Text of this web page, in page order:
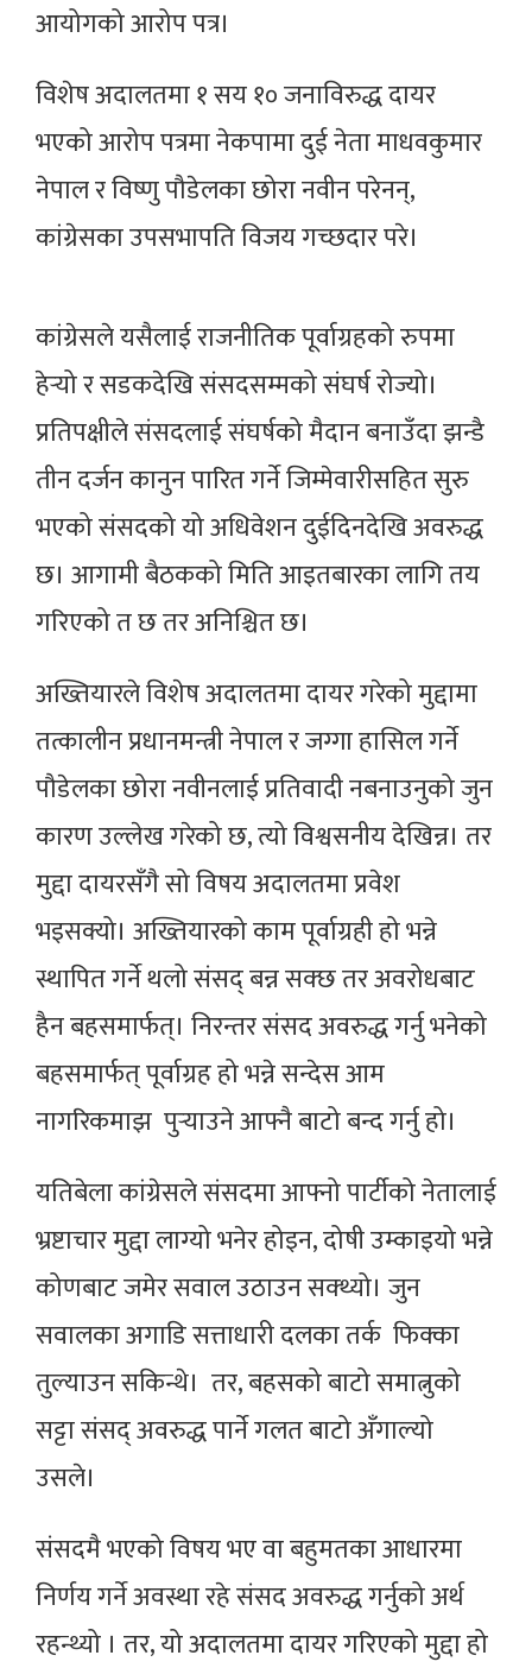
आयोगको आरोप पत्र।
विशेष अदालतमा १ सय १० जनाविरुद्ध दायर
भएको आरोप पत्रमा नेकपामा दुई नेता माधवकुमार
नेपाल र विष्णु पौडेलका छोरा नवीन परेनन्,
कांग्रेसका उपसभापति विजय गच्छदार परे।
कांग्रेसले यसैलाई राजनीतिक पूर्वाग्रहको रुपमा
हेर्‍यो र सडकदेखि संसदसम्मको संघर्ष रोज्यो।
प्रतिपक्षीले संसदलाई संघर्षको मैदान बनाउँदा झन्डै
तीन दर्जन कानुन पारित गर्ने जिम्मेवारीसहित सुरु
भएको संसदको यो अधिवेशन दुईदिनदेखि अवरुद्ध
छ। आगामी बैठकको मिति आइतबारका लागि तय
गरिएको त छ तर अनिश्चित छ।
अख्तियारले विशेष अदालतमा दायर गरेको मुद्दामा
तत्कालीन प्रधानमन्त्री नेपाल र जग्गा हासिल गर्ने
पौडेलका छोरा नवीनलाई प्रतिवादी नबनाउनुको जुन
कारण उल्लेख गरेको छ, त्यो विश्वसनीय देखिन्न। तर
मुद्दा दायरसँगै सो विषय अदालतमा प्रवेश
भइसक्यो। अख्तियारको काम पूर्वाग्रही हो भन्ने
स्थापित गर्ने थलो संसद् बन्न सक्छ तर अवरोधबाट
हैन बहसमार्फत्। निरन्तर संसद अवरुद्ध गर्नु भनेको
बहसमार्फत् पूर्वाग्रह हो भन्ने सन्देस आम
नागरिकमाझ पुर्‍याउने आफ्नै बाटो बन्द गर्नु हो।
यतिबेला कांग्रेसले संसदमा आफ्नो पार्टीको नेतालाई
भ्रष्टाचार मुद्दा लाग्यो भनेर होइन, दोषी उम्काइयो भन्ने
कोणबाट जमेर सवाल उठाउन सक्थ्यो। जुन
सवालका अगाडि सत्ताधारी दलका तर्क फिक्का
तुल्याउन सकिन्थे। तर, बहसको बाटो समात्नुको
सट्टा संसद् अवरुद्ध पार्ने गलत बाटो अँगाल्यो
उसले।
संसदमै भएको विषय भए वा बहुमतका आधारमा
निर्णय गर्ने अवस्था रहे संसद अवरुद्ध गर्नुको अर्थ
रहन्थ्यो । तर, यो अदालतमा दायर गरिएको मुद्दा हो